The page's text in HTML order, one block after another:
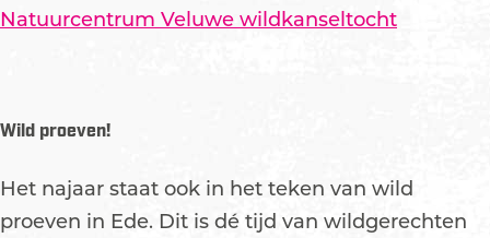
Natuurcentrum Veluwe wildkanseltocht
Wild proeven!
Het najaar staat ook in het teken van wild
proeven in Ede. Dit is dé tijd van wildgerechten